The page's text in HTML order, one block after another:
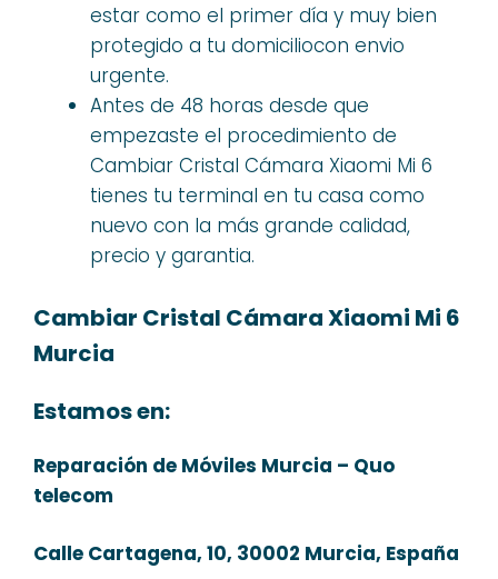
estar como el primer día y muy bien
protegido a tu domiciliocon envio
urgente.
Antes de 48 horas desde que
empezaste el procedimiento de
Cambiar Cristal Cámara Xiaomi Mi 6
tienes tu terminal en tu casa como
nuevo con la más grande calidad,
precio y garantia.
Cambiar Cristal Cámara Xiaomi Mi 6
Murcia
Estamos en:
Reparación de Móviles Murcia – Quo
telecom
Calle Cartagena, 10, 30002 Murcia, España